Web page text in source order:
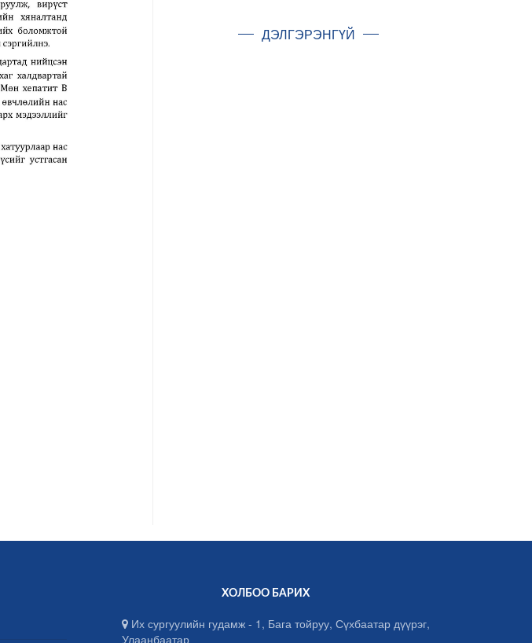
ДЭЛГЭРЭНГҮЙ
ХОЛБОО БАРИХ
Их сургуулийн гудамж - 1, Бага тойруу, Сүхбаатар дүүрэг,
Улаанбаатар